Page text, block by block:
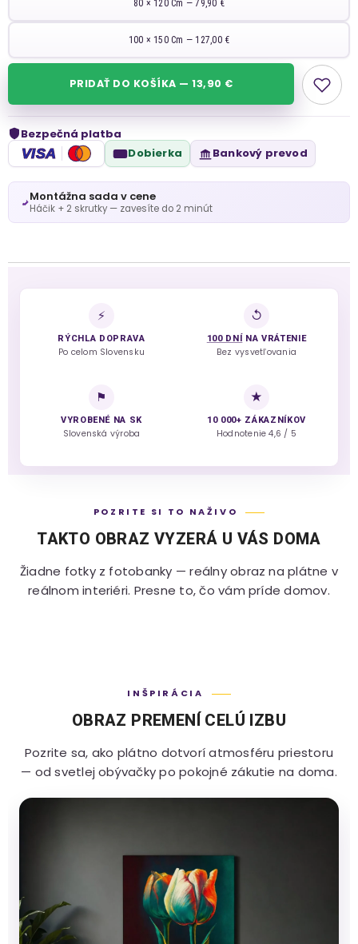
80 × 120 Cm — 79,90 €
100 × 150 Cm — 127,00 €
PRIDAŤ DO KOŠÍKA — 13,90 €
Bezpečná platba
VISA Dobierka Bankový prevod
Montážna sada v cene
Háčik + 2 skrutky — zavesíte do 2 minút
⚡
RÝCHLA DOPRAVA
Po celom Slovensku
↺
100 DNÍ NA VRÁTENIE
Bez vysvetľovania
⚑
VYROBENÉ NA SK
Slovenská výroba
★
10 000+ ZÁKAZNÍKOV
Hodnotenie 4,6 / 5
POZRITE SI TO NAŽIVO
TAKTO OBRAZ VYZERÁ U VÁS DOMA
Žiadne fotky z fotobanky — reálny obraz na plátne v
reálnom interiéri. Presne to, čo vám príde domov.
INŠPIRÁCIA
OBRAZ PREMENÍ CELÚ IZBU
Pozrite sa, ako plátno dotvorí atmosféru priestoru
— od svetlej obývačky po pokojné zákutie na doma.